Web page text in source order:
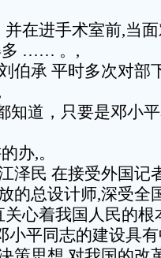
在进手术室前,当
多 …… 。,
伯承 平时多次对部
知道，只要是邓小
办,。
泽民 在接受外国记
的总设计师,深受全
心着我国人民的
小平同志的建设具